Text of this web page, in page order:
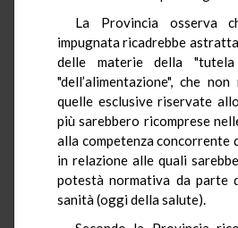
La Provincia osserva
impugnata ricadrebbe
delle materie della
"dell’alimentazione", che
quelle esclusive riservate
più sarebbero ricomprese
alla competenza concorrente
in relazione alle quali
potestà normativa da parte
sanità (oggi della salute).